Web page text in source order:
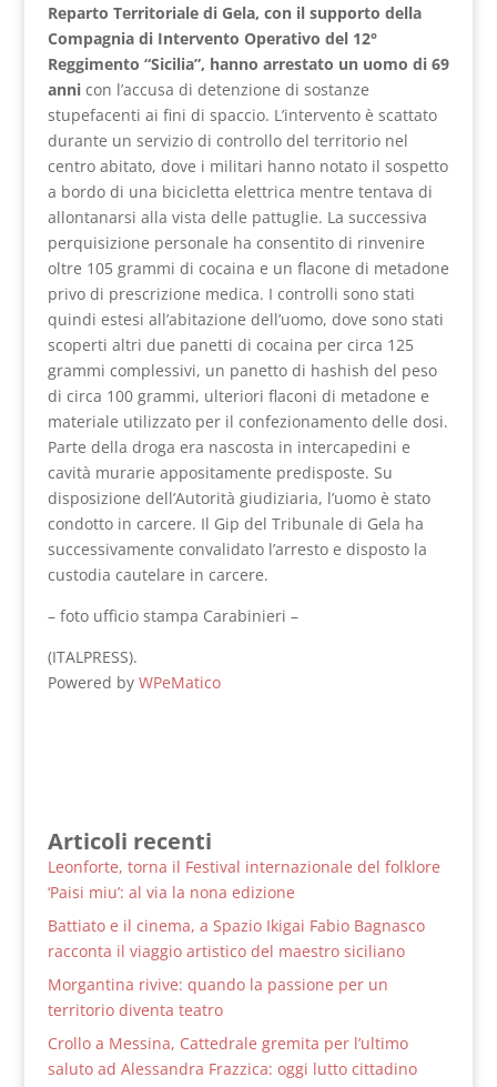
Reparto Territoriale di Gela, con il supporto della
Compagnia di Intervento Operativo del 12°
Reggimento “Sicilia”, hanno arrestato un uomo di 69
annicon l’accusa di detenzione di sostanze
stupefacenti ai fini di spaccio. L’intervento è scattato
durante un servizio di controllo del territorio nel
centro abitato, dove i militari hanno notato il sospetto
a bordo di una bicicletta elettrica mentre tentava di
allontanarsi alla vista delle pattuglie. La successiva
perquisizione personale ha consentito di rinvenire
oltre 105 grammi di cocaina e un flacone di metadone
privo di prescrizione medica. I controlli sono stati
quindi estesi all’abitazione dell’uomo, dove sono stati
scoperti altri due panetti di cocaina per circa 125
grammi complessivi, un panetto di hashish del peso
di circa 100 grammi, ulteriori flaconi di metadone e
materiale utilizzato per il confezionamento delle dosi.
Parte della droga era nascosta in intercapedini e
cavità murarie appositamente predisposte. Su
disposizione dell’Autorità giudiziaria, l’uomo è stato
condotto in carcere. Il Gip del Tribunale di Gela ha
successivamente convalidato l’arresto e disposto la
custodia cautelare in carcere.
– foto ufficio stampa Carabinieri –
(ITALPRESS).
Powered by WPeMatico
Articoli recenti
Leonforte, torna il Festival internazionale del folklore
‘Paisi miu’: al via la nona edizione
Battiato e il cinema, a Spazio Ikigai Fabio Bagnasco
racconta il viaggio artistico del maestro siciliano
Morgantina rivive: quando la passione per un
territorio diventa teatro
Crollo a Messina, Cattedrale gremita per l’ultimo
saluto ad Alessandra Frazzica: oggi lutto cittadino